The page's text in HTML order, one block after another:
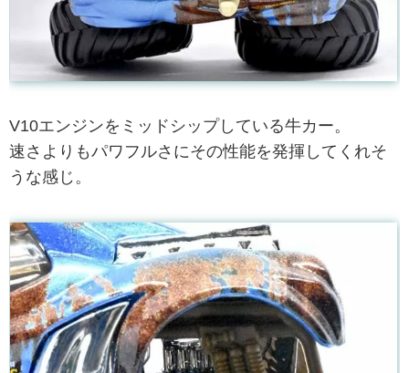
V10エンジンをミッドシップしている牛カー。
速さよりもパワフルさにその性能を発揮してくれそ
うな感じ。